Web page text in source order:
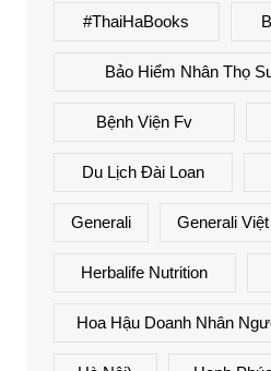
#ThaiHaBooks
Bảo Hiểm Nhân Thọ
Bệnh Viện Fv
Du Lịch Đài Loan
Generali Generali
Herbalife Nutrition
Hoa Hậu Doanh Nhân